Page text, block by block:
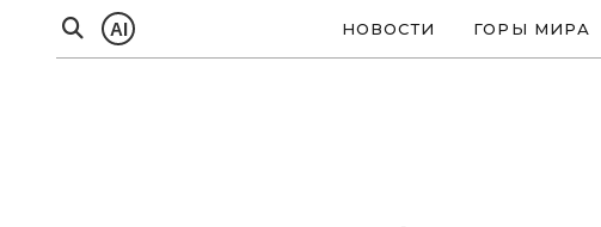
AI НОВОСТИ ГОРЫ МИРА